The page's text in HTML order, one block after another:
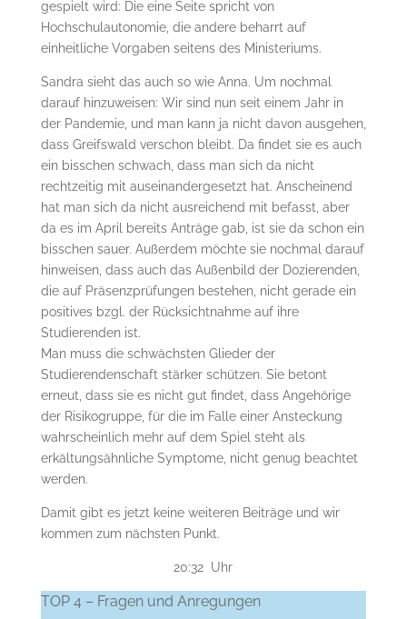
gespielt wird: Die eine Seite spricht von
Hochschulautonomie, die andere beharrt auf
einheitliche Vorgaben seitens des Ministeriums.
Sandra sieht das auch so wie Anna. Um nochmal
darauf hinzuweisen: Wir sind nun seit einem Jahr in
der Pandemie, und man kann ja nicht davon ausgehen,
dass Greifswald verschon bleibt. Da findet sie es auch
ein bisschen schwach, dass man sich da nicht
rechtzeitig mit auseinandergesetzt hat. Anscheinend
hat man sich da nicht ausreichend mit befasst, aber
da es im April bereits Anträge gab, ist sie da schon ein
bisschen sauer. Außerdem möchte sie nochmal darauf
hinweisen, dass auch das Außenbild der Dozierenden,
die auf Präsenzprüfungen bestehen, nicht gerade ein
positives bzgl. der Rücksichtnahme auf ihre
Studierenden ist.
Man muss die schwächsten Glieder der
Studierendenschaft stärker schützen. Sie betont
erneut, dass sie es nicht gut findet, dass Angehörige
der Risikogruppe, für die im Falle einer Ansteckung
wahrscheinlich mehr auf dem Spiel steht als
erkältungsähnliche Symptome, nicht genug beachtet
werden.
Damit gibt es jetzt keine weiteren Beiträge und wir
kommen zum nächsten Punkt.
20:32 Uhr
TOP 4 – Fragen und Anregungen